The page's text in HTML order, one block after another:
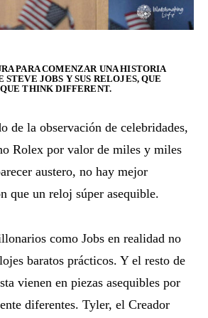
PARA COMENZAR UNA HISTORIA
STEVE JOBS Y SUS RELOJES, QUE
THINK DIFFERENT.
de la observación de celebridades,
Rolex por valor de miles y miles
austero, no hay mejor
que un reloj súper asequible.
como Jobs en realidad no
baratos prácticos. Y el resto de
vienen en piezas asequibles por
diferentes. Tyler, el Creador